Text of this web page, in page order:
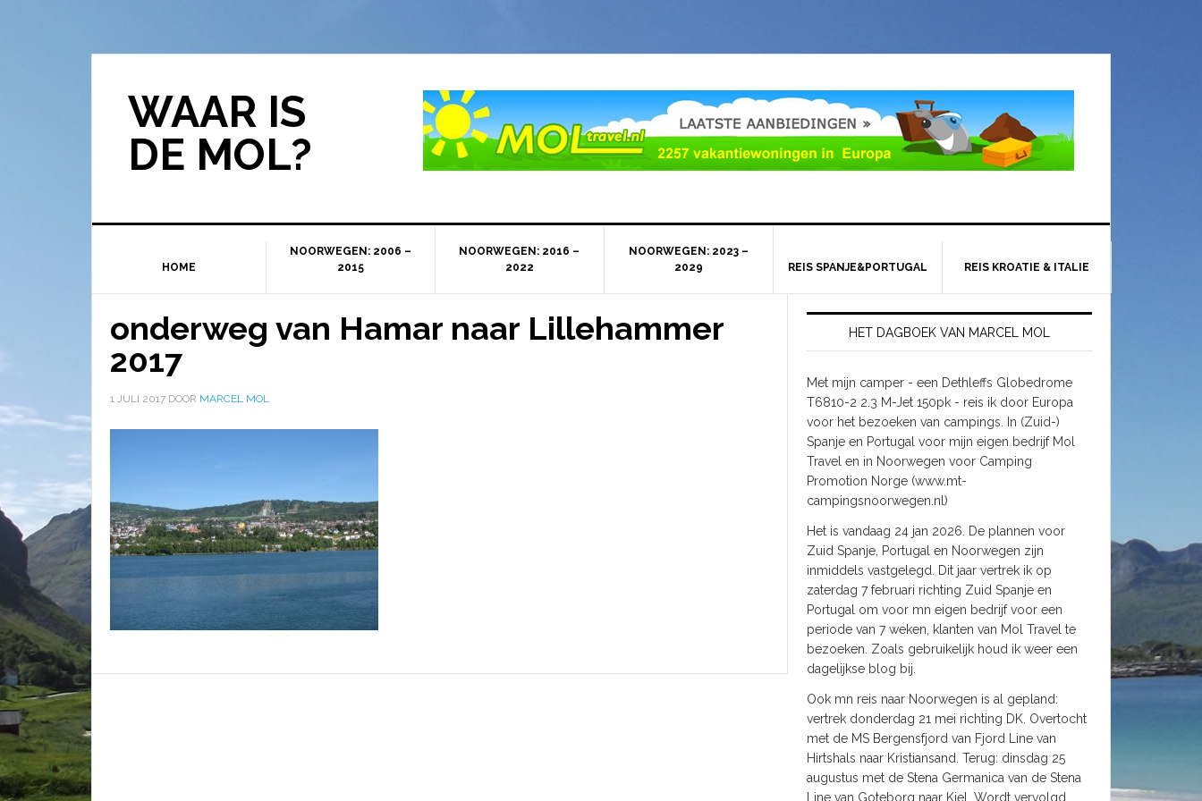
WAAR IS
DE MOL?
HOME
NOORWEGEN: 2006 –
2015
NOORWEGEN: 2016 –
2022
NOORWEGEN: 2023 –
2029
REIS SPANJE&PORTUGAL REIS KROATIE & ITALIE
onderweg van Hamar naar Lillehammer
2017
1 JULI 2017 DOOR MARCEL MOL
HET DAGBOEK VAN MARCEL MOL
Met mijn camper - een Dethleffs Globedrome
T6810-2 2.3 M-Jet 150pk - reis ik door Europa
voor het bezoeken van campings. In (Zuid-)
Spanje en Portugal voor mijn eigen bedrijf Mol
Travel en in Noorwegen voor Camping
Promotion Norge (www.mt-
campingsnoorwegen.nl)
Het is vandaag 24 jan 2026. De plannen voor
Zuid Spanje, Portugal en Noorwegen zijn
inmiddels vastgelegd. Dit jaar vertrek ik op
zaterdag 7 februari richting Zuid Spanje en
Portugal om voor mn eigen bedrijf voor een
periode van 7 weken, klanten van Mol Travel te
bezoeken. Zoals gebruikelijk houd ik weer een
dagelijkse blog bij.
Ook mn reis naar Noorwegen is al gepland:
vertrek donderdag 21 mei richting DK. Overtocht
met de MS Bergensfjord van Fjord Line van
Hirtshals naar Kristiansand. Terug: dinsdag 25
augustus met de Stena Germanica van de Stena
Line van Goteborg naar Kiel. Wordt vervolgd.